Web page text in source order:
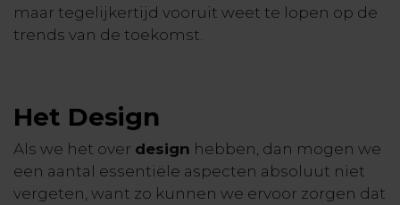
maar tegelijkertijd vooruit weet te lopen op de
trends van de toekomst.
Het Design
Als we het over design hebben, dan mogen we
een aantal essentiële aspecten absoluut niet
vergeten, want zo kunnen we ervoor zorgen dat